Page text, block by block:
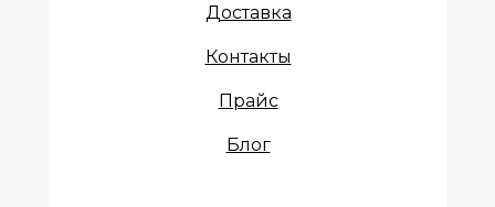
Доставка
Контакты
Прайс
Блог